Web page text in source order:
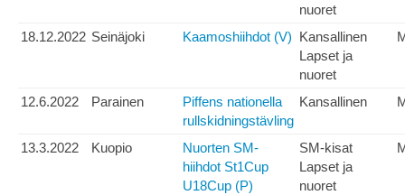
nuoret
18.12.2022 Seinäjoki Kaamoshiihdot (V) Kansallinen
Lapset ja
nuoret
12.6.2022 Parainen
Piffens nationella
rullskidningstävling
Kansallinen
13.3.2022 Kuopio
Nuorten SM-
hiihdot St1Cup
U18Cup (P)
SM-kisat
Lapset ja
nuoret